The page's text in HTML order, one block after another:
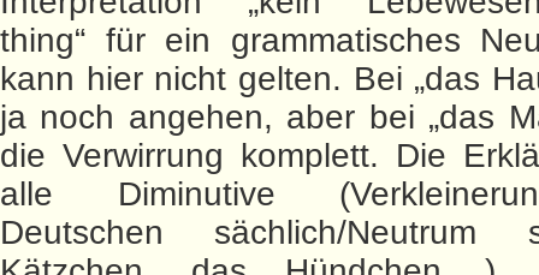
thing“ für ein grammatisches
kann hier nicht gelten. Bei „das
ja noch angehen, aber bei „das
die Verwirrung komplett. Die
alle Diminutive
Deutschen sächlich/